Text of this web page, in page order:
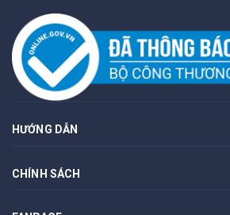
HƯỚNG DẪN
CHÍNH SÁCH